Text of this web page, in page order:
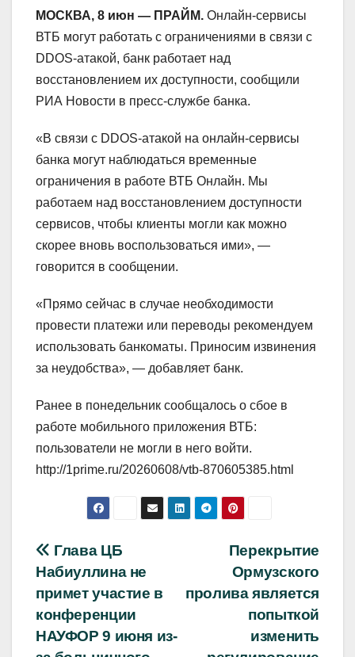
МОСКВА, 8 июн — ПРАЙМ. Онлайн-сервисы
ВТБ могут работать с ограничениями в связи с
DDOS-атакой, банк работает над
восстановлением их доступности, сообщили
РИА Новости в пресс-службе банка.
«В связи с DDOS-атакой на онлайн-сервисы
банка могут наблюдаться временные
ограничения в работе ВТБ Онлайн. Мы
работаем над восстановлением доступности
сервисов, чтобы клиенты могли как можно
скорее вновь воспользоваться ими», —
говорится в сообщении.
«Прямо сейчас в случае необходимости
провести платежи или переводы рекомендуем
использовать банкоматы. Приносим извинения
за неудобства», — добавляет банк.
Ранее в понедельник сообщалось о сбое в
работе мобильного приложения ВТБ:
пользователи не могли в него войти.
http://1prime.ru/20260608/vtb-870605385.html
Навигация
по
записям
Перекрытие
Ормузского
пролива является
попыткой
изменить
Глава ЦБ
Набиуллина не
примет участие в
конференции
НАУФОР 9 июня из-